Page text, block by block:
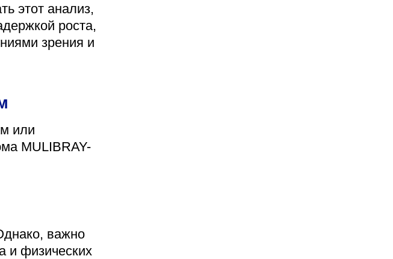
этот анализ,
роста,
зрения и
или
MULIBRAY-
важно
и физических